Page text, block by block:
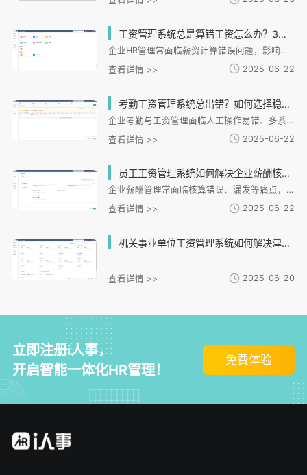
工资管理系统总是算错工资怎么办？3个关键点帮你薪资核算难题
企业HR管理常面临薪资计算错误问题，影响员工满意度和合规性。i人事HR管理系统通过三大核心方案解决这一痛点：首先实现多源数据整合，打破信息孤岛；其次采用规则引擎替代人工计算；之后构建全流程闭环管理。系统支持跨模块数据同步、自定义薪酬规则、实时预警等功能，显著提升核算效率和准确性。i人事的一体化设计不仅解决薪资问题，更为企业提供人才发展、绩效激励等全面支持，助力HR管理数字化转型。
查看详情 >>
2025-06-22
考勤工资管理系统总出错？如何选择稳定高效的考勤解决方案？
企业考勤与工资管理面临人工操作易错、多系统不兼容等痛点，亟需解决方案。i人事系统通过多场景适配、数据自动同步、移动端协同等功能，实现考勤数字化和薪酬自动化，已帮助连锁餐饮等企业提升70%处理效率、降低90%错误率。未来趋势将聚焦AI排班与数据合规，企业应选择灵活配置且安全的系统，以技术升级推动管理革新。
查看详情 >>
2025-06-22
员工工资管理系统如何解决企业薪酬核算错误和漏发问题？
企业薪酬管理常面临核算错误、漏发等痛点，传统人工方式效率低且易出错。i人事工资管理系统通过自动化数据整合、预警、电子工资单等功能，实现全流程数字化管控。系统支持绩效薪酬联动、合规校验及数据分析，帮助企业提升准确性、透明度和决策效率，降低法律风险与管理成本，为连锁及跨区域企业提供化解决方案。
查看详情 >>
2025-06-22
机关事业单位工资管理系统如何解决津贴核算误差并保障发放时效？
查看详情 >> 2025-06-20
立即注册i人事，
开启智能一体化HR管理！
免费体验